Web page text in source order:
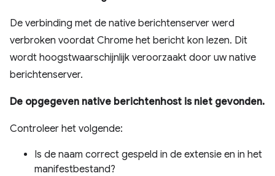
De verbinding met de native berichtenserver werd
verbroken voordat Chrome het bericht kon lezen. Dit
wordt hoogstwaarschijnlijk veroorzaakt door uw native
berichtenserver.
De opgegeven native berichtenhost is niet gevonden.
Controleer het volgende:
Is de naam correct gespeld in de extensie en in het
manifestbestand?